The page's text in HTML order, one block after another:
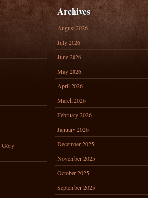
Góry
Archives
August 2026
July 2026
June 2026
May 2026
April 2026
March 2026
February 2026
January 2026
December 2025
November 2025
October 2025
September 2025